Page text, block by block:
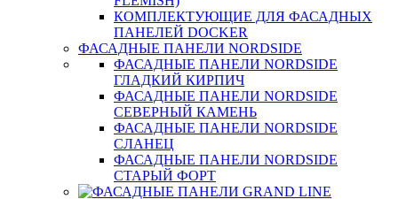
КОМПЛЕКТУЮЩИЕ ДЛЯ ФАСАДНЫХ
ПАНЕЛЕЙ DOCKER
ФАСАДНЫЕ ПАНЕЛИ NORDSIDE
ФАСАДНЫЕ ПАНЕЛИ NORDSIDE
ГЛАДКИЙ КИРПИЧ
ФАСАДНЫЕ ПАНЕЛИ NORDSIDE
СЕВЕРНЫЙ КАМЕНЬ
ФАСАДНЫЕ ПАНЕЛИ NORDSIDE
СЛАНЕЦ
ФАСАДНЫЕ ПАНЕЛИ NORDSIDE
СТАРЫЙ ФОРТ